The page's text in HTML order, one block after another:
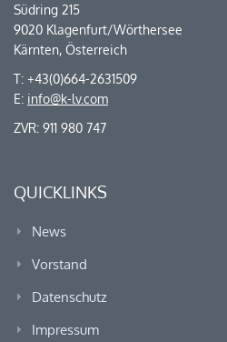
Südring 215
9020 Klagenfurt/Wörthersee
Kärnten, Österreich
T: +43(0)664-2631509
E: info@k-lv.com
ZVR: 911 980 747
QUICKLINKS
News
Vorstand
Datenschutz
Impressum